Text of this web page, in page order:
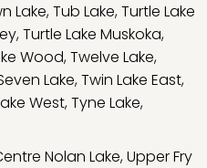
Lake,Tub Lake,Turtle Lake
,Turtle Lake Muskoka,
Wood,Twelve Lake,
Lake,Twin Lake East,
West,Tyne Lake,
Nolan Lake,Upper Fry